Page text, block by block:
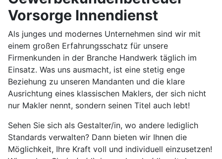
Vorsorge Innendienst
Als junges und modernes Unternehmen sind wir mit
einem großen Erfahrungsschatz für unsere
Firmenkunden in der Branche Handwerk täglich im
Einsatz. Was uns ausmacht, ist eine stetig enge
Beziehung zu unseren Mandanten und die klare
Ausrichtung eines klassischen Maklers, der sich nicht
nur Makler nennt, sondern seinen Titel auch lebt!
Sehen Sie sich als Gestalter/in, wo andere lediglich
Standards verwalten? Dann bieten wir Ihnen die
Möglichkeit, Ihre Kraft voll und individuell einzusetzen!